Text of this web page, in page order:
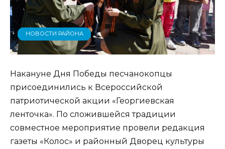
НОВОСТИ РАЙОНА
Накануне Дня Победы песчанокопцы
присоединились к Всероссийской
патриотической акции «Георгиевская
ленточка». По сложившейся традиции
совместное мероприятие провели редакция
газеты «Колос» и районный Дворец культуры